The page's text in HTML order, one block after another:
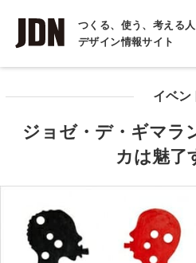
つくる、使う、考える
デザイン情報サイト
INTERVIEW
インタビュー
COLUMN
イベン
ジョゼ・デ・ギマラ
カは魅了